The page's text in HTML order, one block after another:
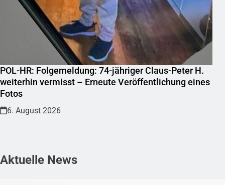
POL-HR: Folgemeldung: 74-jähriger Claus-Peter H.
weiterhin vermisst – Erneute Veröffentlichung eines
Fotos
6. August 2026
Aktuelle News